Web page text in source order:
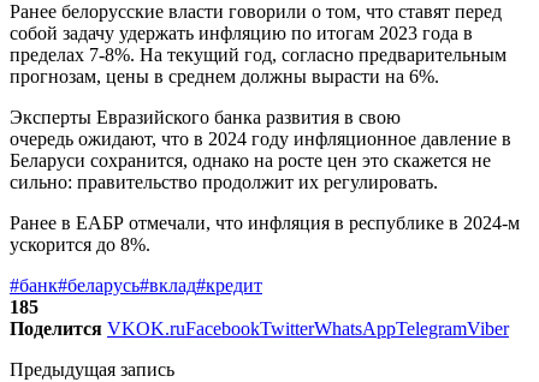
Ранее белорусские власти говорили о том, что ставят перед
собой задачу удержать инфляцию по итогам 2023 года в
пределах 7-8%. На текущий год, согласно предварительным
прогнозам, цены в среднем должны вырасти на 6%.
Эксперты Евразийского банка развития в свою
очередь ожидают, что в 2024 году инфляционное давление в
Беларуси сохранится, однако на росте цен это скажется не
сильно: правительство продолжит их регулировать.
Ранее в ЕАБР отмечали, что инфляция в республике в 2024-м
ускорится до 8%.
#банк#беларусь#вклад#кредит
185
Поделится VKOK.ruFacebookTwitterWhatsAppTelegramViber
Предыдущая запись